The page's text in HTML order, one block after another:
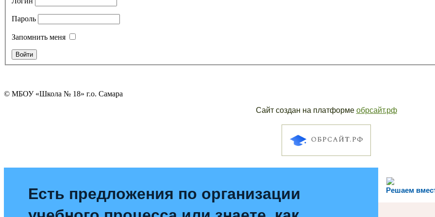
Пароль
Запомнить меня
© МБОУ «Школа № 18» г.о. Самара
Сайт создан на платформе обрсайт.рф
Решаем
Есть предложения по организации